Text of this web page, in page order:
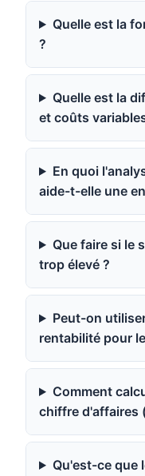
Quelle est la
?
Quelle est la
et coûts
En quoi
aide-t-elle une
Que faire si le
trop élevé ?
Peut-on
rentabilité pour
Comment
chiffre d'affaires
Qu'est-ce que